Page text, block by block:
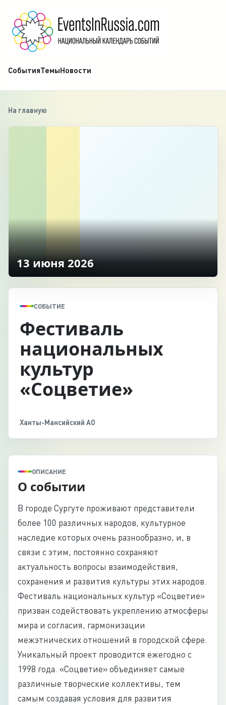
СобытияТемыНовости
На главную
‹
13 июня 2026
СОБЫТИЕ
Фестиваль
национальных
культур
«Соцветие»
Ханты-Мансийский АО
ОПИСАНИЕ
О событии
В городе Сургуте проживают представители
более 100 различных народов, культурное
наследие которых очень разнообразно, и, в
связи с этим, постоянно сохраняют
актуальность вопросы взаимодействия,
сохранения и развития культуры этих народов.
Фестиваль национальных культур «Соцветие»
призван содействовать укреплению атмосферы
мира и согласия, гармонизации
межэтнических отношений в городской сфере.
Уникальный проект проводится ежегодно c
1998 года. «Соцветие» объединяет самые
различные творческие коллективы, тем
самым создавая условия для развития